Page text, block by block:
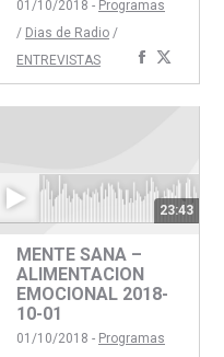
01/10/2018 - Programas
/ Dias de Radio /
ENTREVISTAS
Compartir
concon
23:43
MENTE SANA –
ALIMENTACION
EMOCIONAL 2018-
10-01
01/10/2018 - Programas